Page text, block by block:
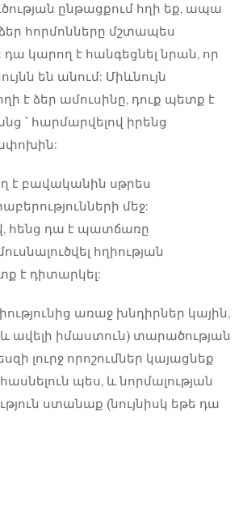
ընթացքում հղի եք, ապա
հորմոնները մշտապես
կարող է հանգեցնել նրան, որ
են անում: Միևնույն
է ձեր ամուսինը, դուք պետք է
՝ հարմարվելով իրենց
է բավականին սթրես
մեջ:
հենց դա է պատճառը
հղիության
է դիտարկել:
առաջ խնդիրներ կային,
ավելի իմաստուն) տարածության
լուրջ որոշումներ կայացնեք
պես, և նորմալության
ստանաք (նույնիսկ եթե դա